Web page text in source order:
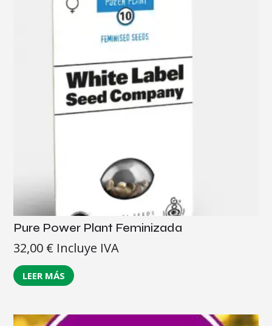
Pure Power Plant Feminizada
32,00 € Incluye IVA
LEER MÁS